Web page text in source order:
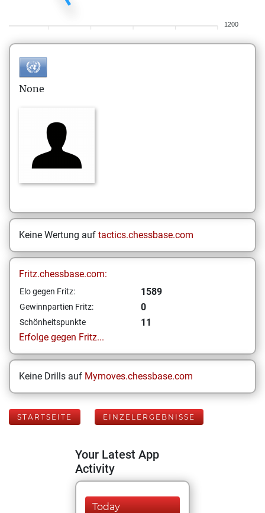
1200
None
Keine Wertung auf tactics.chessbase.com
Fritz.chessbase.com:
Elo gegen Fritz: 1589
Gewinnpartien Fritz: 0
Schönheitspunkte
11
Erfolge gegen Fritz...
Keine Drills auf Mymoves.chessbase.com
STARTSEITE EINZELERGEBNISSE
Your Latest App
Activity
Today